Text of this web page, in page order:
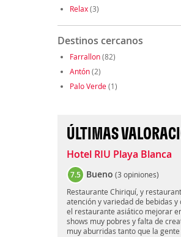
Relax(3)
Destinos cercanos
Farrallon(82)
Antón(2)
Palo Verde(1)
ÚLTIMAS
Hotel RIU Playa Blanca
7.5 Bueno (3 opiniones)
Restaurante Chiriquí, y
atención y variedad de bebidas
el restaurante asiático mejorar
shows muy pobres y falta de
muy aburridas tanto que la